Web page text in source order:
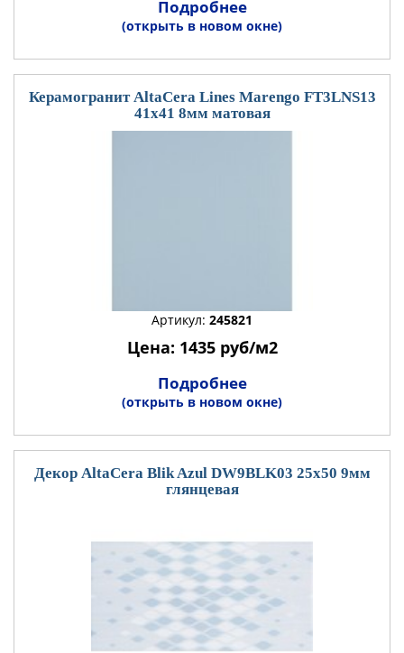
Подробнее
(открыть в новом окне)
Керамогранит AltaCera Lines Marengo FT3LNS13
41x41 8мм матовая
Артикул: 245821
Цена: 1435 руб/м2
Подробнее
(открыть в новом окне)
Декор AltaCera Blik Azul DW9BLK03 25x50 9мм
глянцевая